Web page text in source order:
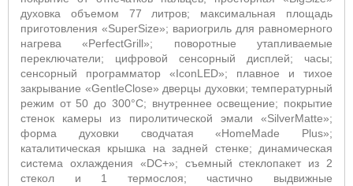
духовка объемом 77 литров; максимальная площадь
приготовления «SuperSize»; вариогриль для равномерного
нагрева «PerfectGrill»; поворотные утапливаемые
переключатели; цифровой сенсорный дисплей; часы;
сенсорный программатор «IconLED»; плавное и тихое
закрывание «GentleClose» дверцы духовки; температурный
режим от 50 до 300°С; внутреннее освещение; покрытие
стенок камеры из пиролитической эмали «SilverMatte»;
форма духовки сводчатая «HomeMade Plus»;
каталитическая крышка на задней стенке; динамическая
система охлаждения «DC+»; съемный стеклопакет из 2
стекол и 1 термослоя; частично выдвижные